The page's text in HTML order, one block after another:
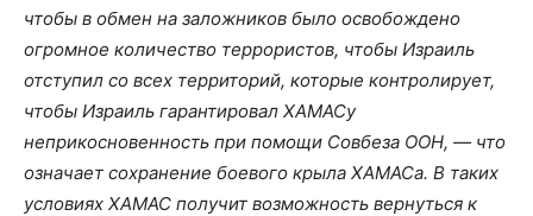
чтобы в обмен на заложников было освобождено
огромное количество террористов, чтобы Израиль
отступил со всех территорий, которые контролирует,
чтобы Израиль гарантировал ХАМАСу
неприкосновенность при помощи Совбеза ООН, — что
означает сохранение боевого крыла ХАМАСа. В таких
условиях ХАМАС получит возможность вернуться к